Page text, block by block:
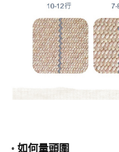
• 如何量頭圍